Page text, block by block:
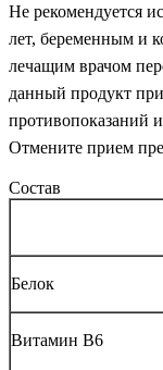
Не рекомендуется
лет, беременным и
лечащим врачом
данный продукт
противопоказаний
Отмените прием
Состав
Белок
Витамин В6